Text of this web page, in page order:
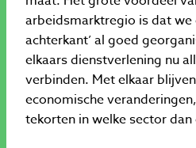
arbeidsmarktregio is dat we
achterkant’ al goed
elkaars dienstverlening nu
verbinden. Met elkaar
economische
tekorten in welke sector dan